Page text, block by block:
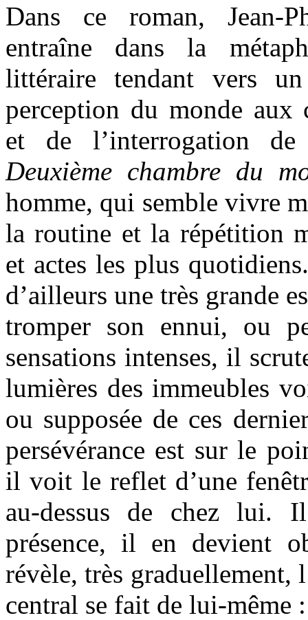
Dans ce roman, Jean-
entraîne dans la
littéraire tendant vers
perception du monde aux
et de l’interrogation de
Deuxième chambre du
homme, qui semble vivre
la routine et la répétition
et actes les plus
d’ailleurs une très grande
tromper son ennui, ou
sensations intenses, il
lumières des immeubles
ou supposée de ces
persévérance est sur le
il voit le reflet d’une
au-dessus de chez lui.
présence, il en devient
révèle, très graduellement,
central se fait de lui-même :